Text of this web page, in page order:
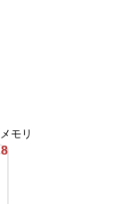
8
メモリ